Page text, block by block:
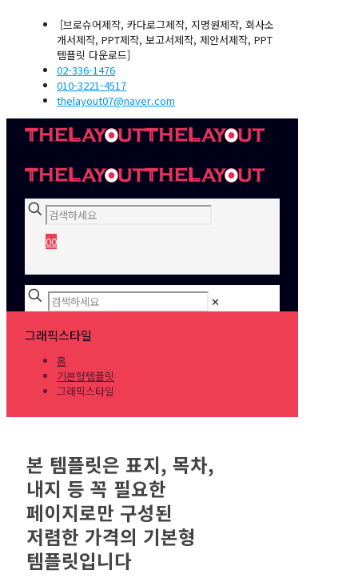
[브로슈어제작, 카다로그제작, 지명원제작, 회사소
개서제작, PPT제작, 보고서제작, 제안서제작, PPT
템플릿 다운로드]
02-336-1476
010-3221-4517
thelayout07@naver.com
00
✕
그래픽스타일
홈
기본형템플릿
그래픽스타일
본 템플릿은 표지, 목차,
내지 등 꼭 필요한
페이지로만 구성된
저렴한 가격의 기본형
템플릿입니다